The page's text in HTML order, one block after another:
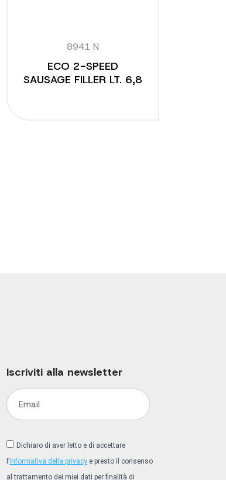
8941 N
ECO 2-SPEED
SAUSAGE FILLER LT. 6,8
Iscriviti alla newsletter
Dichiaro di aver letto e di accettare
l’informativa della privacy e presto il consenso
al trattamento dei miei dati per finalità di